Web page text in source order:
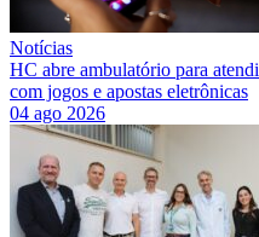
Notícias
HC abre ambulatório para
com jogos e apostas eletrônicas
04 ago 2026